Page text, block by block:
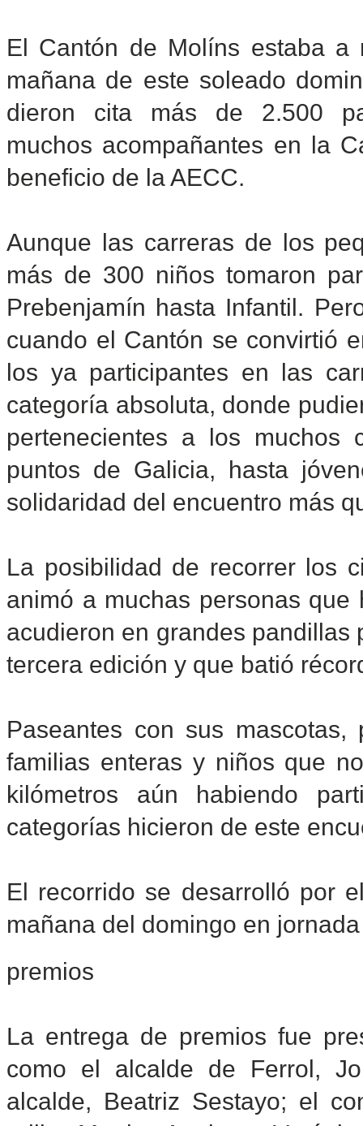
El Cantón de Molíns estaba a
mañana de este soleado
dieron cita más de 2.500
muchos acompañantes en la
beneficio de la AECC.
Aunque las carreras de los
más de 300 niños tomaron
Prebenjamín hasta Infantil.
cuando el Cantón se convirtió
los ya participantes en las
categoría absoluta, donde
pertenecientes a los muchos
puntos de Galicia, hasta
solidaridad del encuentro más
La posibilidad de recorrer los
animó a muchas personas
acudieron en grandes pandillas
tercera edición y que batió
Paseantes con sus
familias enteras y niños que
kilómetros aún habiendo
categorías hicieron de este
El recorrido se desarrolló por
mañana del domingo en
premios
La entrega de premios fue
como el alcalde de Ferrol,
alcalde, Beatriz Sestayo; el